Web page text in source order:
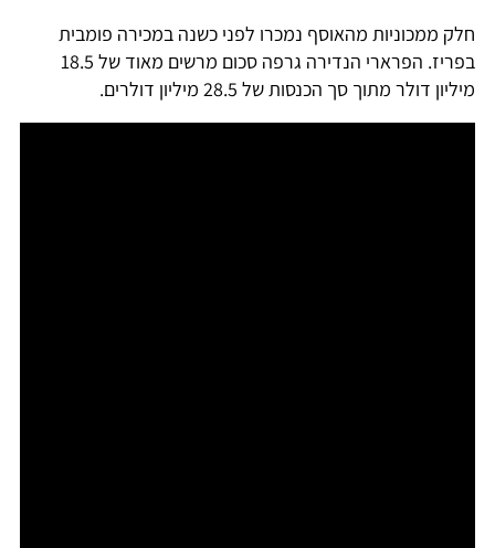
חלק ממכוניות מהאוסף נמכרו לפני כשנה במכירה פומבית
בפריז. הפרארי הנדירה גרפה סכום מרשים מאוד של 18.5
מיליון דולר מתוך סך הכנסות של 28.5 מיליון דולרים.